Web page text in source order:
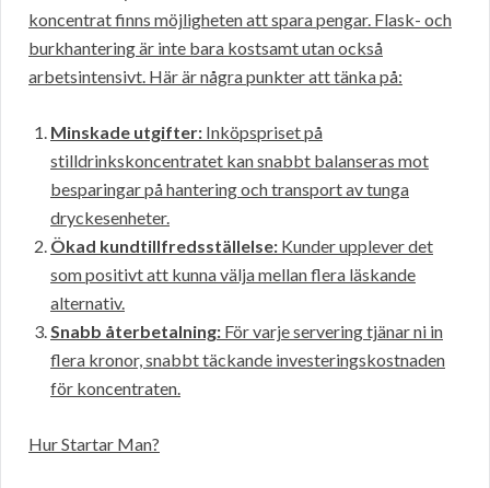
koncentrat finns möjligheten att spara pengar. Flask- och
burkhantering är inte bara kostsamt utan också
arbetsintensivt. Här är några punkter att tänka på:
Minskade utgifter: Inköpspriset på
stilldrinkskoncentratet kan snabbt balanseras mot
besparingar på hantering och transport av tunga
dryckesenheter.
Ökad kundtillfredsställelse: Kunder upplever det
som positivt att kunna välja mellan flera läskande
alternativ.
Snabb återbetalning: För varje servering tjänar ni in
flera kronor, snabbt täckande investeringskostnaden
för koncentraten.
Hur Startar Man?